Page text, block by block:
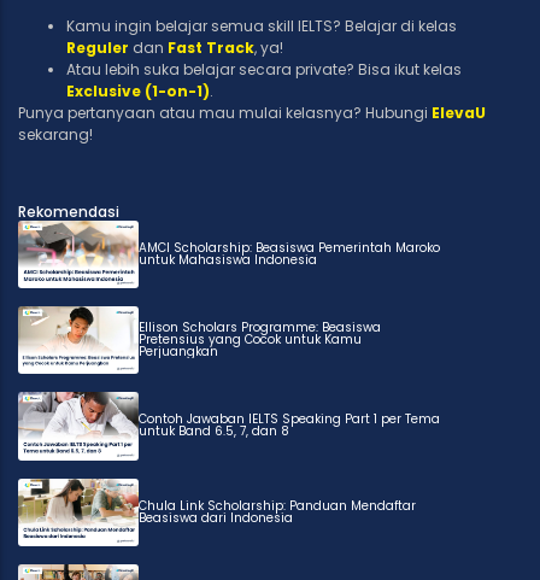
Kamu ingin belajar semua skill IELTS? Belajar di kelas
Reguler dan Fast Track, ya!
Atau lebih suka belajar secara private? Bisa ikut kelas
Exclusive (1-on-1).
Punya pertanyaan atau mau mulai kelasnya? Hubungi ElevaU
sekarang!
Rekomendasi
AMCI Scholarship: Beasiswa Pemerintah Maroko
untuk Mahasiswa Indonesia
Ellison Scholars Programme: Beasiswa
Pretensius yang Cocok untuk Kamu
Perjuangkan
Contoh Jawaban IELTS Speaking Part 1 per Tema
untuk Band 6.5, 7, dan 8
Chula Link Scholarship: Panduan Mendaftar
Beasiswa dari Indonesia